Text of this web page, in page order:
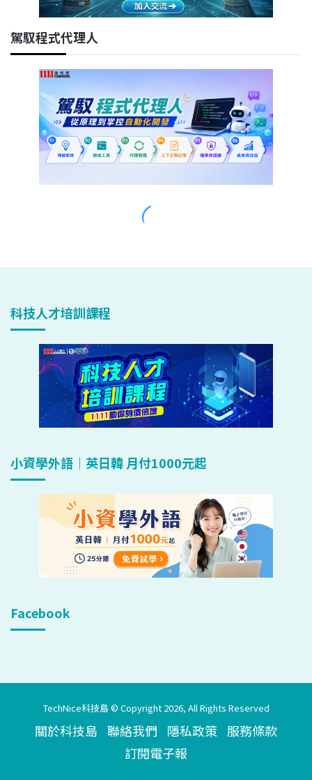
科技人才培訓課程
小資學外語｜英日韓 月付1000元起
Facebook
TechNice科技島 © Copyright 2026, All Rights Reserved
關於科技島 聯絡我們 隱私政策 服務條款
訂閱電子報